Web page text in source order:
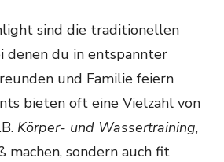
sind die traditionellen
denen du in entspannter
und Familie feiern
bieten oft eine Vielzahl von
Körper- und Wassertraining,
machen, sondern auch fit